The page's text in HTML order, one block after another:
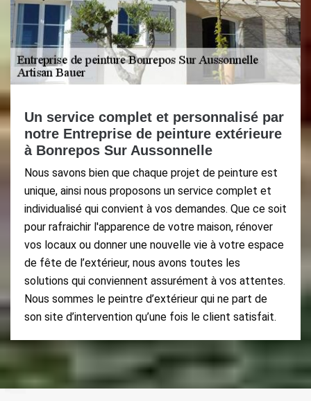
Un service complet et personnalisé par
notre Entreprise de peinture extérieure
à Bonrepos Sur Aussonnelle
Nous savons bien que chaque projet de peinture est
unique, ainsi nous proposons un service complet et
individualisé qui convient à vos demandes. Que ce soit
pour rafraichir l'apparence de votre maison, rénover
vos locaux ou donner une nouvelle vie à votre espace
de fête de l’extérieur, nous avons toutes les
solutions qui conviennent assurément à vos attentes.
Nous sommes le peintre d’extérieur qui ne part de
son site d’intervention qu’une fois le client satisfait.